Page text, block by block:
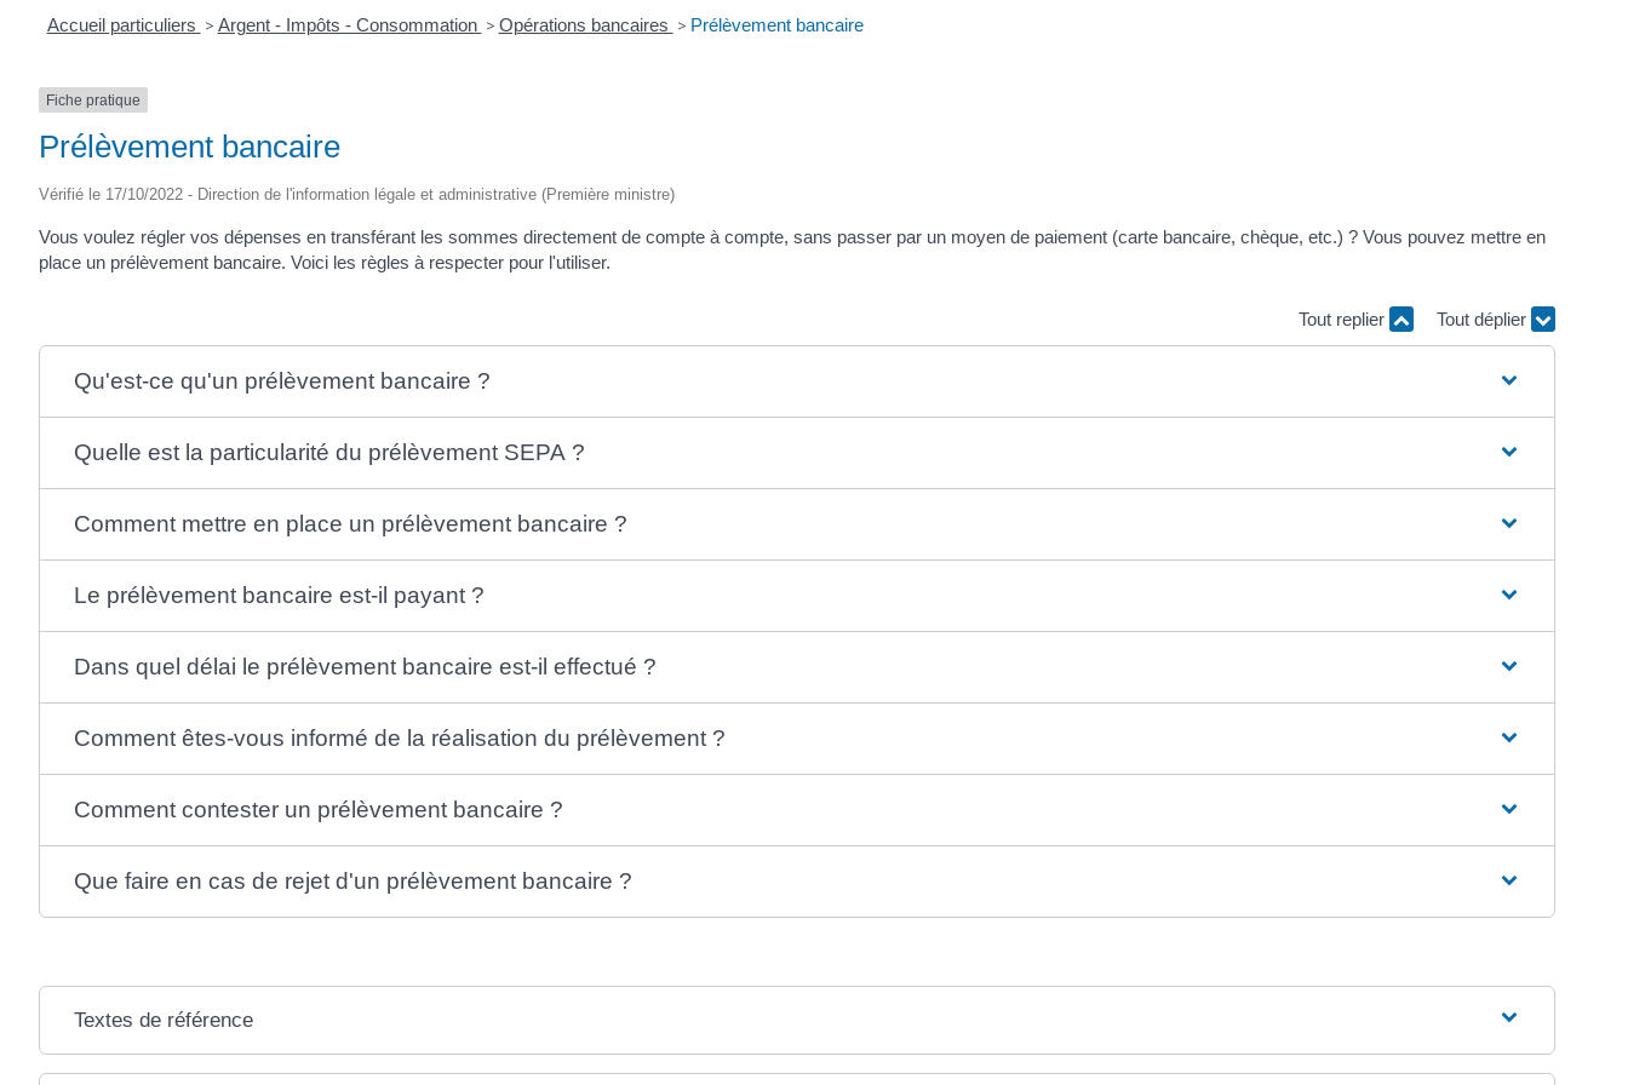
Accueil particuliers > Argent - Impôts - Consommation > Opérations bancaires > Prélèvement bancaire
Fiche pratique
Prélèvement bancaire
Vérifié le 17/10/2022 - Direction de l'information légale et administrative (Première ministre)
Vous voulez régler vos dépenses en transférant les sommes directement de compte à compte, sans passer par un moyen de paiement (carte bancaire, chèque, etc.) ? Vous pouvez mettre en
place un prélèvement bancaire. Voici les règles à respecter pour l'utiliser.
Tout replier Tout déplier
Qu'est-ce qu'un prélèvement bancaire ?
Quelle est la particularité du prélèvement SEPA ?
Comment mettre en place un prélèvement bancaire ?
Le prélèvement bancaire est-il payant ?
Dans quel délai le prélèvement bancaire est-il effectué ?
Comment êtes-vous informé de la réalisation du prélèvement ?
Comment contester un prélèvement bancaire ?
Que faire en cas de rejet d'un prélèvement bancaire ?
Textes de référence